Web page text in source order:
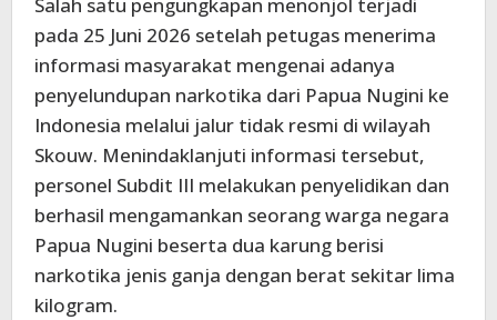
pada 25 Juni 2026 setelah petugas menerima
informasi masyarakat mengenai adanya
penyelundupan narkotika dari Papua Nugini ke
Indonesia melalui jalur tidak resmi di wilayah
Skouw. Menindaklanjuti informasi tersebut,
personel Subdit III melakukan penyelidikan dan
berhasil mengamankan seorang warga negara
Papua Nugini beserta dua karung berisi
narkotika jenis ganja dengan berat sekitar lima
kilogram.